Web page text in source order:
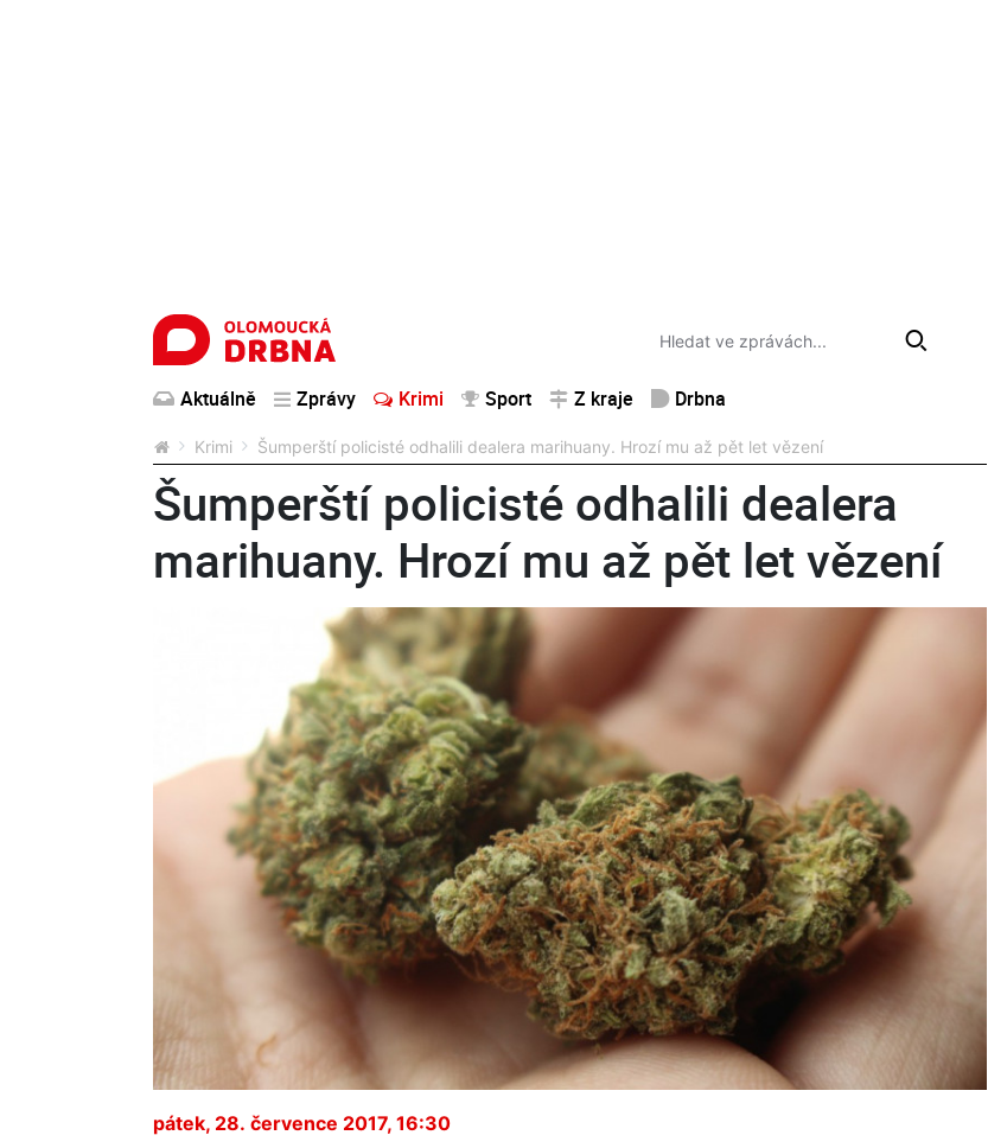
Aktuálně Zprávy Krimi Sport Z kraje Drbna
Krimi Šumperští policisté odhalili dealera marihuany. Hrozí mu až pět let vězení
Šumperští policisté odhalili dealera
marihuany. Hrozí mu až pět let vězení
pátek, 28. července 2017, 16:30